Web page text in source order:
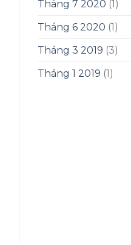
Tháng 7 2020 (1)
Tháng 6 2020 (1)
Tháng 3 2019 (3)
Tháng 1 2019 (1)